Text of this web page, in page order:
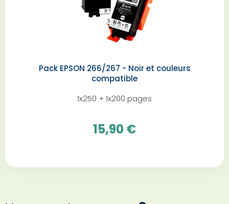
Pack EPSON 266/267 - Noir et couleurs
compatible
1x250 + 1x200 pages
15,90 €